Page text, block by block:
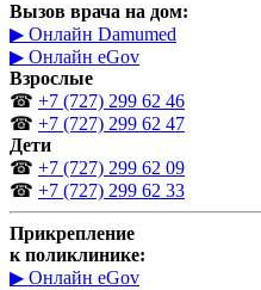
Вызов врача на дом:
▶ Онлайн Damumed
▶ Онлайн eGov
Взрослые
☎ +7 (727) 299 62 46
☎ +7 (727) 299 62 47
Дети
☎ +7 (727) 299 62 09
☎ +7 (727) 299 62 33
Прикрепление
к поликлинике:
▶ Онлайн eGov